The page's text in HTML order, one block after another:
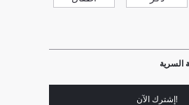
السرية
!إشترك الآن